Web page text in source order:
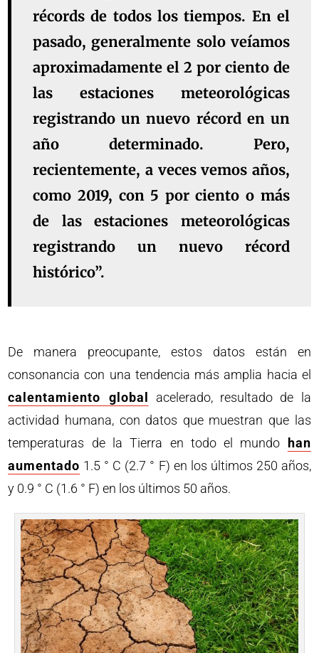
récords de todos los tiempos. En el
pasado, generalmente solo veíamos
aproximadamente el 2 por ciento de
las estaciones meteorológicas
registrando un nuevo récord en un
año determinado. Pero,
recientemente, a veces vemos años,
como 2019, con 5 por ciento o más
de las estaciones meteorológicas
registrando un nuevo récord
histórico”.
De manera preocupante, estos datos están en
consonancia con una tendencia más amplia hacia el
calentamiento global
acelerado, resultado de la
actividad humana, con datos que muestran que las
temperaturas de la Tierra en todo el mundo
han
aumentado 1.5 ° C (2.7 ° F) en los últimos 250 años,
y 0.9 ° C (1.6 ° F) en los últimos 50 años.